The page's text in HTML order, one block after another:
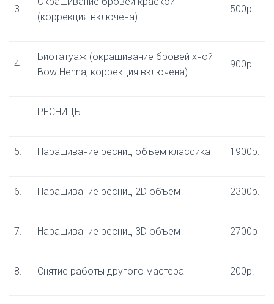
3.
(коррекция включена)
500р.
4.
Биотатуаж (окрашивание бровей хной
Bow Henna, коррекция включена)
900р.
РЕСНИЦЫ
5. Наращивание ресниц объем классика 1900р.
6. Наращивание ресниц 2D объем 2300р.
7. Наращивание ресниц 3D объем 2700р
8. Снятие работы другого мастера 200р.